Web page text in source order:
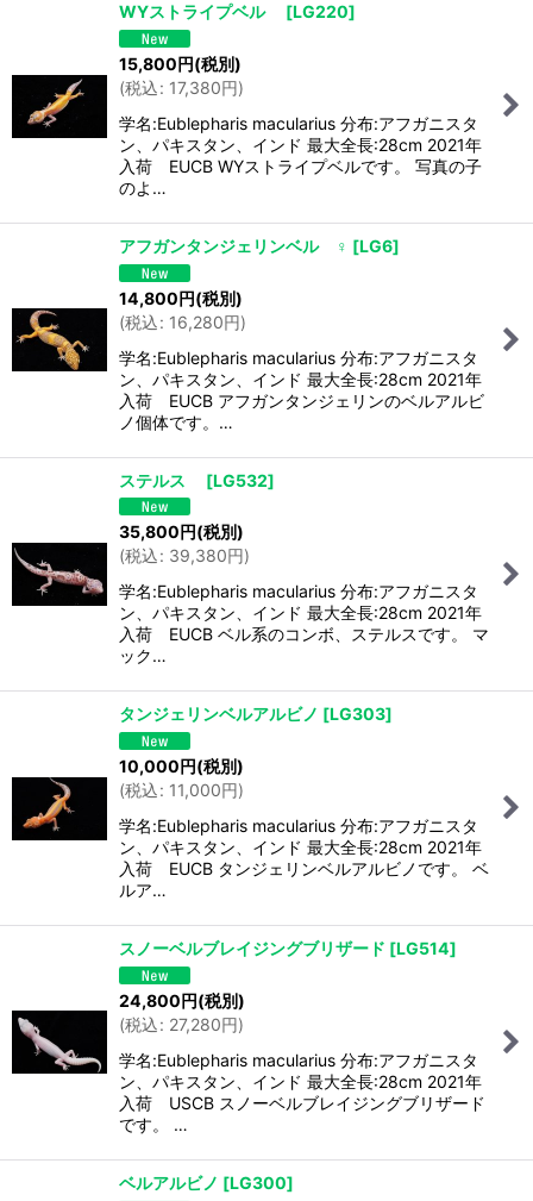
WYストライプベル [LG220]
15,800円(税別)
(税込: 17,380円)
学名:Eublepharis macularius 分布:アフガニスタ
ン、パキスタン、インド 最大全長:28cm 2021年
入荷 EUCB WYストライプベルです。 写真の子
のよ…
アフガンタンジェリンベル ♀ [LG6]
14,800円(税別)
(税込: 16,280円)
学名:Eublepharis macularius 分布:アフガニスタ
ン、パキスタン、インド 最大全長:28cm 2021年
入荷 EUCB アフガンタンジェリンのベルアルビ
ノ個体です。…
ステルス [LG532]
35,800 円(税別)
(税込: 39,380円)
学名:Eublepharis macularius 分布:アフガニスタ
ン、パキスタン、インド 最大全長:28cm 2021年
入荷 EUCB ベル系のコンボ、ステルスです。 マ
ック…
タンジェリンベルアルビノ [LG303]
10,000円(税別)
(税込: 11,000円)
学名:Eublepharis macularius 分布:アフガニスタ
ン、パキスタン、インド 最大全長:28cm 2021年
入荷 EUCB タンジェリンベルアルビノです。 ベ
ルア…
スノーベルブレイジングブリザード [LG514]
24,800円(税別)
(税込: 27,280円)
学名:Eublepharis macularius 分布:アフガニスタ
ン、パキスタン、インド 最大全長:28cm 2021年
入荷 USCB スノーベルブレイジングブリザード
です。 …
ベルアルビノ [LG300]